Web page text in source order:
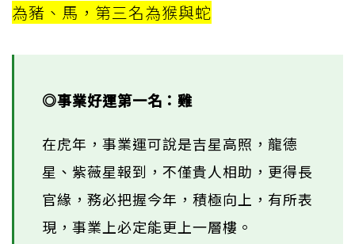
為豬、馬，第三名為猴與蛇
◎事業好運第一名：雞
在虎年，事業運可說是吉星高照，龍德
星、紫薇星報到，不僅貴人相助，更得長
官緣，務必把握今年，積極向上，有所表
現，事業上必定能更上一層樓。